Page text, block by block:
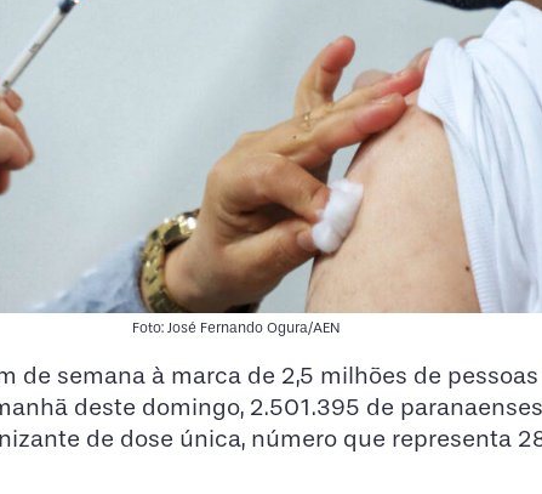
Foto: José Fernando Ogura/AEN
de semana à marca de 2,5 milhões de
deste domingo, 2.501.395 de
de dose única, número que representa